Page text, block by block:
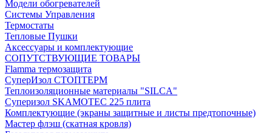
Модели обогревателей
Системы Управления
Термостаты
Тепловые Пушки
Аксессуары и комплектующие
СОПУТСТВУЮЩИЕ ТОВАРЫ
Flamma термозащита
СуперИзол СТОПТЕРМ
Теплоизоляционные материалы "SILCA"
Суперизол SKAMOTEC 225 плита
Комплектующие (экраны защитные и листы предтопочные)
Мастер флэш (скатная кровля)